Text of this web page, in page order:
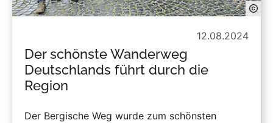
12.08.2024
Der schönste Wanderweg
Deutschlands führt durch die
Region
Der Bergische Weg wurde zum schönsten